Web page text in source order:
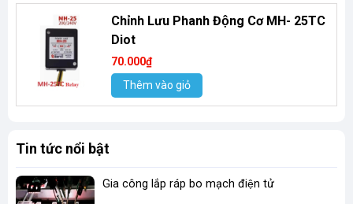
Chỉnh Lưu Phanh Động Cơ MH- 25TC
Diot
70.000₫
Thêm vào giỏ
Tin tức nổi bật
Gia công lắp ráp bo mạch điện tử